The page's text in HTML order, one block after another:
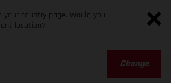
country page. Would you
location?
Change